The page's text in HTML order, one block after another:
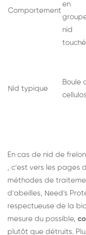
Comportement
en
nid
touché
Nid typique
Boule
En cas de nid de
, c'est vers les pages
méthodes de
d'abeilles, Need's
respectueuse de la
mesure du possible,
plutôt que détruits.